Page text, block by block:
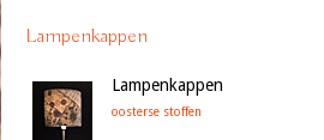
Lampenkappen
Lampenkappen
oosterse stoffen